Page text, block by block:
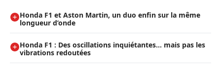
Honda F1 et Aston Martin, un duo enfin sur la même
longueur d’onde
Honda F1 : Des oscillations inquiétantes… mais pas les
vibrations redoutées